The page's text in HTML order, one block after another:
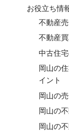
お役立ち情
不動産
不動産
中古住
岡山の
イント
岡山の
岡山の
岡山の